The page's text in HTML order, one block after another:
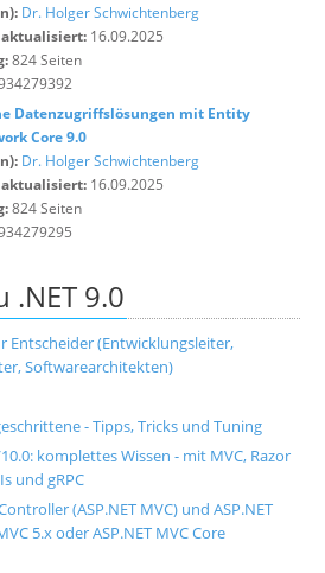
Dr. Holger Schwichtenberg
16.09.2025
824 Seiten
Datenzugriffslösungen mit Entity
Core 9.0
Dr. Holger Schwichtenberg
16.09.2025
824 Seiten
.NET 9.0
Entscheider (Entwicklungsleiter,
Softwarearchitekten)
- Tipps, Tricks und Tuning
komplettes Wissen - mit MVC, Razor
und gRPC
(ASP.NET MVC) und ASP.NET
5.x oder ASP.NET MVC Core